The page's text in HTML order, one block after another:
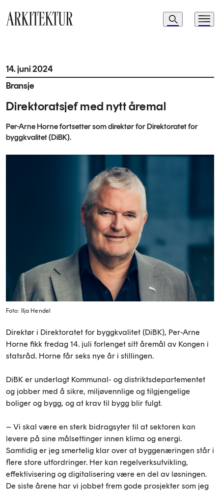
Navigasjon
Søk Meny
14. juni 2024
Bransje
Direktoratsjef med nytt åremal
Per-Arne Horne fortsetter som direktør for Direktoratet for
byggkvalitet (DiBK).
Foto: Ilja Hendel
Direktør i Direktoratet for byggkvalitet (DiBK), Per-Arne
Horne fikk fredag 14. juli forlenget sitt åremål av Kongen i
statsråd. Horne får seks nye år i stillingen.
DiBK er underlagt Kommunal- og distriktsdepartementet
og jobber med å sikre, miljøvennlige og tilgjengelige
boliger og bygg, og at krav til bygg blir fulgt.
– Vi skal være en sterk bidragsyter til at sektoren kan
levere på sine målsettinger innen klima og energi.
Samtidig er jeg smertelig klar over at byggenæringen står i
flere store utfordringer. Her kan regelverksutvikling,
effektivisering og digitalisering være en del av løsningen.
De siste årene har vi jobbet frem gode prosjekter som jeg